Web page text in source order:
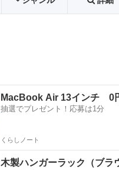
MacBook Air 13インチ 0
抽選でプレゼント！応募は1分
くらしノート
木製ハンガーラック（ブラ